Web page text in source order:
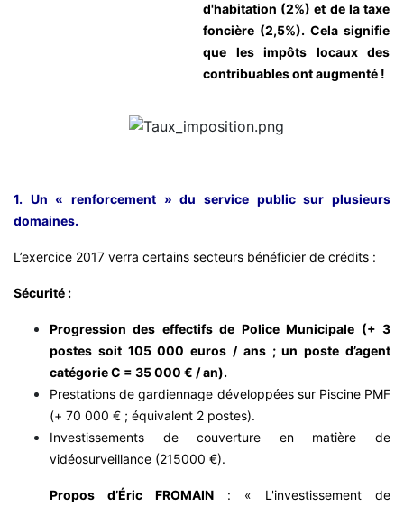
d'habitation (2%) et de la taxe
foncière (2,5%). Cela signifie
que les impôts locaux des
contribuables ont augmenté !
1. Un « renforcement » du service public sur plusieurs
domaines.
L’exercice 2017 verra certains secteurs bénéficier de crédits :
Sécurité :
Progression des effectifs de Police Municipale (+ 3
postes soit 105 000 euros / ans ; un poste d’agent
catégorie C = 35 000 € / an).
Prestations de gardiennage développées sur Piscine PMF
(+ 70 000 € ; équivalent 2 postes).
Investissements de couverture en matière de
vidéosurveillance (215000 €).
Propos d’Éric FROMAIN : « L'investissement de